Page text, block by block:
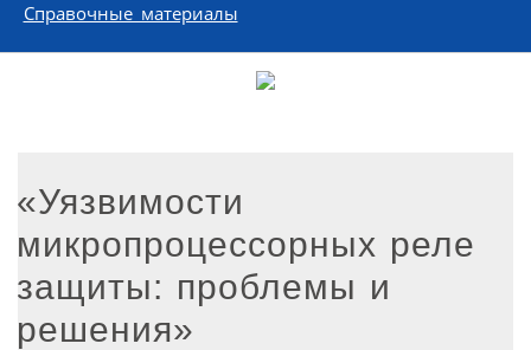
Справочные материалы
«Уязвимости
микропроцессорных реле
защиты: проблемы и
решения»